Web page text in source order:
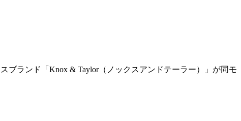
ブランド「Knox & Taylor（ノックスアンドテーラー）」が同モ